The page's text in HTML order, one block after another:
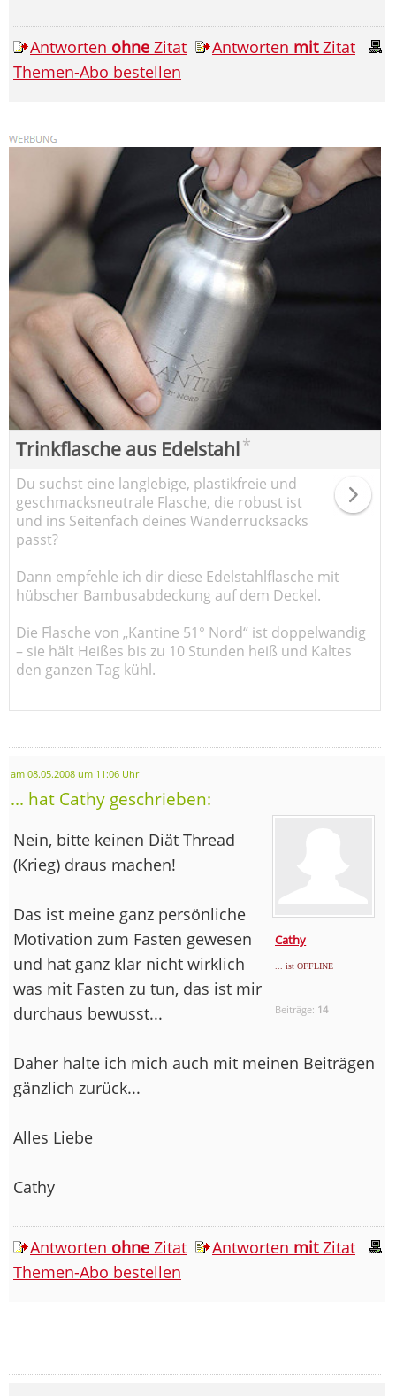
Antworten ohne Zitat Antworten mitZitat
Themen-Abo bestellen
Trinkflasche aus Edelstahl*
Du suchst eine langlebige, plastikfreie und
geschmacksneutrale Flasche, die robust ist
und ins Seitenfach deines Wanderrucksacks
passt?
Dann empfehle ich dir diese Edelstahlflasche mit
hübscher Bambusabdeckung auf dem Deckel.
Die Flasche von „Kantine 51° Nord“ ist doppelwandig
– sie hält Heißes bis zu 10 Stunden heiß und Kaltes
den ganzen Tag kühl.
am 08.05.2008 um 11:06 Uhr
... hat Cathy geschrieben:
Cathy
... ist OFFLINE
Beiträge: 14
Nein, bitte keinen Diät Thread
(Krieg) draus machen!
Das ist meine ganz persönliche
Motivation zum Fasten gewesen
und hat ganz klar nicht wirklich
was mit Fasten zu tun, das ist mir
durchaus bewusst...
Daher halte ich mich auch mit meinen Beiträgen
gänzlich zurück...
Alles Liebe
Cathy
Antworten ohne Zitat Antworten mitZitat
Themen-Abo bestellen